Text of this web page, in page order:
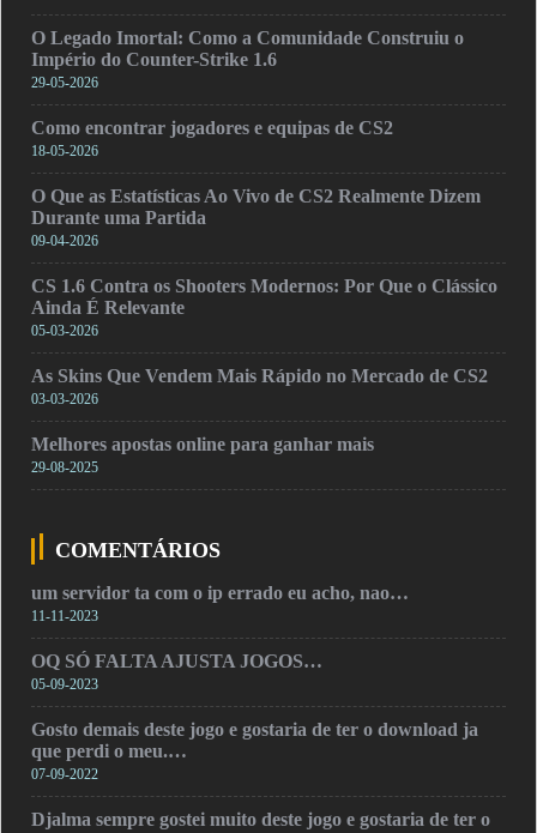
O Legado Imortal: Como a Comunidade Construiu o
Império do Counter-Strike 1.6
29-05-2026
Como encontrar jogadores e equipas de CS2
18-05-2026
O Que as Estatísticas Ao Vivo de CS2 Realmente Dizem
Durante uma Partida
09-04-2026
CS 1.6 Contra os Shooters Modernos: Por Que o Clássico
Ainda É Relevante
05-03-2026
As Skins Que Vendem Mais Rápido no Mercado de CS2
03-03-2026
Melhores apostas online para ganhar mais
29-08-2025
COMENTÁRIOS
um servidor ta com o ip errado eu acho, nao…
11-11-2023
OQ SÓ FALTA AJUSTA JOGOS…
05-09-2023
Gosto demais deste jogo e gostaria de ter o download ja
que perdi o meu.…
07-09-2022
Djalma sempre gostei muito deste jogo e gostaria de ter o